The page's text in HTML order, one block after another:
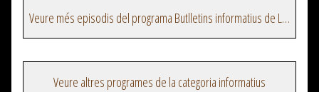
Veure més episodis del programa Butlletins informatius de La Xarxa
Veure altres programes de la categoria informatius